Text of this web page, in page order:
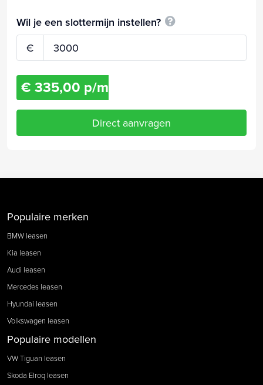
Wil je een slottermijn instellen?
€
€ 335,00 p/m
Direct aanvragen
Populaire merken
BMW leasen
Kia leasen
Audi leasen
Mercedes leasen
Hyundai leasen
Volkswagen leasen
Populaire modellen
VW Tiguan leasen
Skoda Elroq leasen